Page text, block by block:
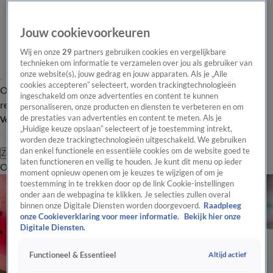
Overzicht Laatste nieuws Regionieuws Het beste van Hart
Tip de
redactie
Volg Hart van Nederland
Zoeken
OverzichtRegioUitzendingenWeerTip de redactiePanelVideo's
Jouw cookievoorkeuren
Wij en onze29 partners gebruiken cookies en vergelijkbare
technieken om informatie te verzamelen over jou als gebruiker van
onze website(s), jouw gedrag en jouw apparaten. Als je „Alle
cookies accepteren” selecteert, worden trackingtechnologieën
ingeschakeld om onze advertenties en content te kunnen
personaliseren, onze producten en diensten te verbeteren en om
de prestaties van advertenties en content te meten. Als je
„Huidige keuze opslaan” selecteert of je toestemming intrekt,
worden deze trackingtechnologieën uitgeschakeld. We gebruiken
dan enkel functionele en essentiële cookies om de website goed te
laten functioneren en veilig te houden. Je kunt dit menu op ieder
moment opnieuw openen om je keuzes te wijzigen of om je
toestemming in te trekken door op de link Cookie-instellingen
onder aan de webpagina te klikken. Je selecties zullen overal
binnen onze Digitale Diensten worden doorgevoerd. Raadpleeg
onze Cookieverklaring voor meer informatie.
Bekijk hier onze
Digitale Diensten.
Functioneel & Essentieel Altijd actief